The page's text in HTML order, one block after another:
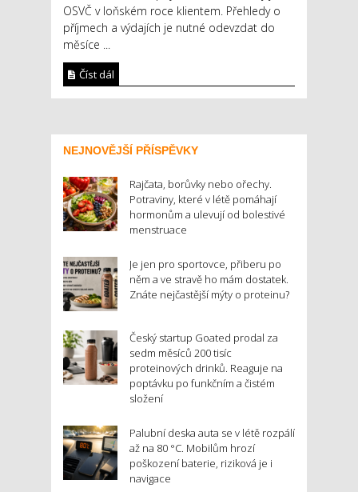
OSVČ v loňském roce klientem. Přehledy o
příjmech a výdajích je nutné odevzdat do
měsíce ...
Číst dál
NEJNOVĚJŠÍ PŘÍSPĚVKY
Rajčata, borůvky nebo ořechy.
Potraviny, které v létě pomáhají
hormonům a ulevují od bolestivé
menstruace
Je jen pro sportovce, přiberu po
něm a ve stravě ho mám dostatek.
Znáte nejčastější mýty o proteinu?
Český startup Goated prodal za
sedm měsíců 200 tisíc
proteinových drinků. Reaguje na
poptávku po funkčním a čistém
složení
Palubní deska auta se v létě rozpálí
až na 80 °C. Mobilům hrozí
poškození baterie, riziková je i
navigace